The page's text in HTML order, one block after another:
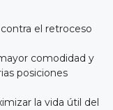
el retroceso
comodidad y
posiciones
la vida útil del